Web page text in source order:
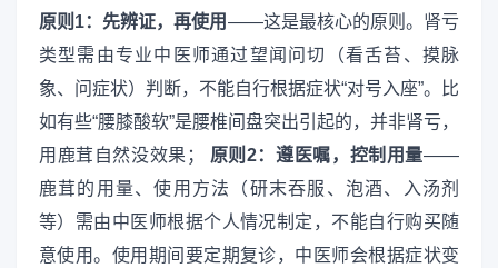
原则1：先辨证，再使用 ——这是最核心的原则。肾亏
类型需由专业中医师通过望闻问切（看舌苔、摸脉
象、问症状）判断，不能自行根据症状“对号入座”。比
如有些“腰膝酸软”是腰椎间盘突出引起的，并非肾亏，
用鹿茸自然没效果； 原则2：遵医嘱，控制用量——
鹿茸的用量、使用方法（研末吞服、泡酒、入汤剂
等）需由中医师根据个人情况制定，不能自行购买随
意使用。使用期间要定期复诊，中医师会根据症状变